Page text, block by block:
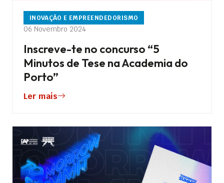
INOVAÇÃO E EMPREENDEDORISMO
06 Novembro 2024
Inscreve-te no concurso “5
Minutos de Tese na Academia do
Porto”
Ler mais